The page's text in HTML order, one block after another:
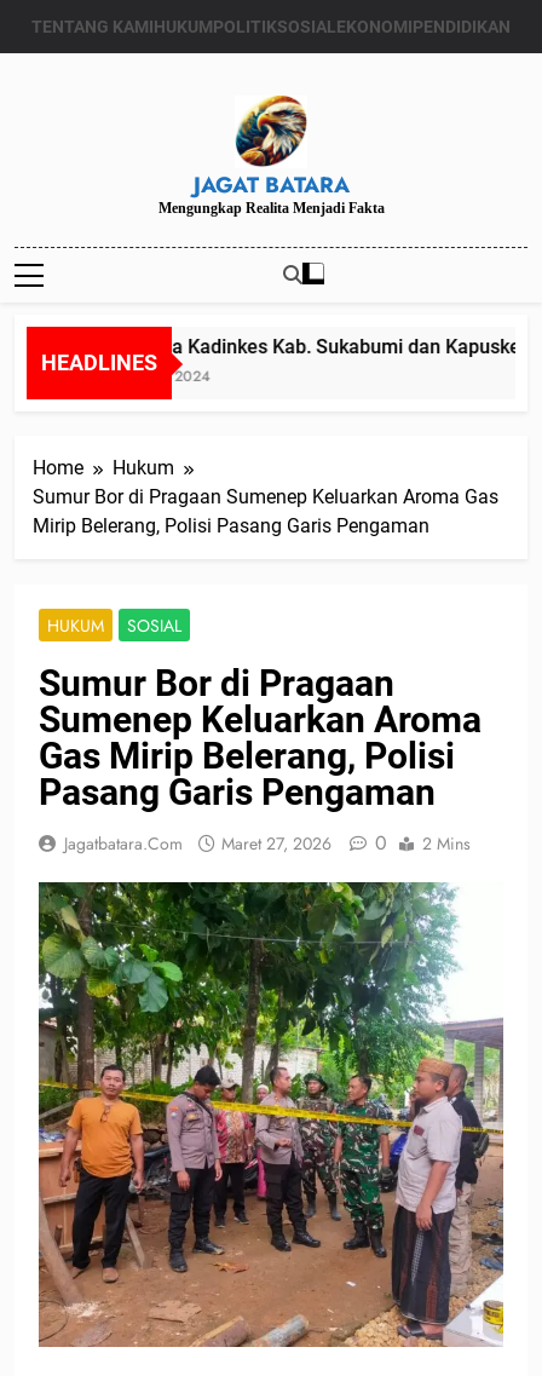
TENTANG KAMIHUKUMPOLITIKSOSIALEKONOMIPENDIDIKAN
JAGAT BATARA
Mengungkap Realita Menjadi Fakta
HEADLINES
Diduga Kadinkes Kab. Sukabumi dan
Juli 24, 2024
Home
Hukum
Sumur Bor di Pragaan Sumenep Keluarkan Aroma Gas
Mirip Belerang, Polisi Pasang Garis Pengaman
HUKUM SOSIAL
Sumur Bor di Pragaan
Sumenep Keluarkan Aroma
Gas Mirip Belerang, Polisi
Pasang Garis Pengaman
Jagatbatara.com Maret 27, 2026 0 2 Mins